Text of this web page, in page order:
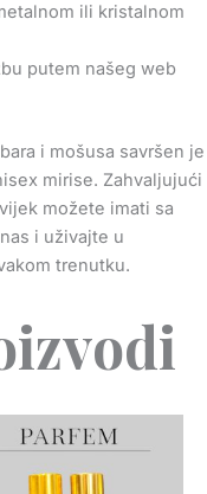
ili kristalnom
putem našeg web
i mošusa savršen je
mirise. Zahvaljujući
možete imati sa
i uživajte u
trenutku.